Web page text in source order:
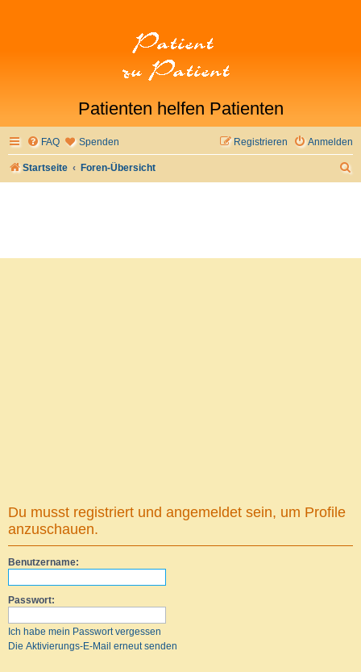
Patienten helfen Patienten
FAQ Spenden Anmelden
Registrieren
Startseite Foren-Übersicht
Du musst registriert und angemeldet sein, um Profile
anzuschauen.
Benutzername:
Passwort:
Ich habe mein Passwort vergessen
Die Aktivierungs-E-Mail erneut senden